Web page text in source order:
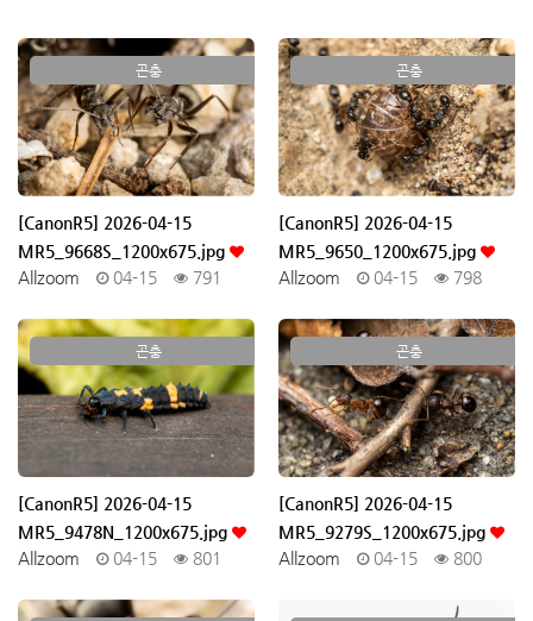
곤충
[CanonR5] 2026-04-15
MR5_9668S_1200x675.jpg
Allzoom
04-15 791
곤충
[CanonR5] 2026-04-15
MR5_9650_1200x675.jpg
Allzoom
04-15 798
곤충
[CanonR5] 2026-04-15
MR5_9478N_1200x675.jpg
Allzoom
04-15 801
곤충
[CanonR5] 2026-04-15
MR5_9279S_1200x675.jpg
Allzoom
04-15 800